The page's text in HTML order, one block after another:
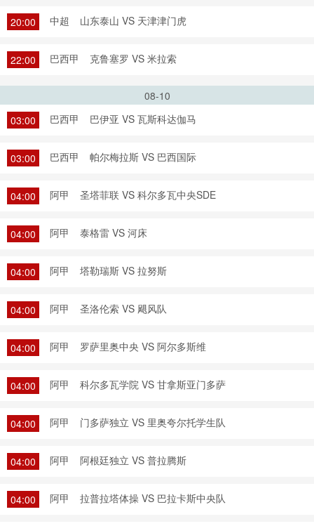
20:00 中超 山东泰山 VS 天津津门虎
22:00 巴西甲 克鲁塞罗 VS 米拉索
08-10
03:00
巴西甲 巴伊亚 VS 瓦斯科达伽马
03:00 巴西甲 帕尔梅拉斯 VS 巴西国际
04:00 阿甲 圣塔菲联 VS 科尔多瓦中央SDE
04:00 阿甲 泰格雷 VS 河床
04:00 阿甲 塔勒瑞斯 VS 拉努斯
04:00 阿甲 圣洛伦索 VS 飓风队
04:00 阿甲 罗萨里奥中央 VS 阿尔多斯维
04:00 阿甲 科尔多瓦学院 VS 甘拿斯亚门多萨
04:00 阿甲 门多萨独立 VS 里奥夸尔托学生队
04:00 阿甲 阿根廷独立 VS 普拉腾斯
04:00 阿甲 拉普拉塔体操 VS 巴拉卡斯中央队